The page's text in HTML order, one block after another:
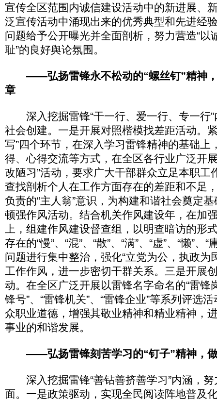
宣传全区范围内诚信建设活动中的新进展、
泛宣传活动中涌现出来的优秀典型和先进经
问题给予公开曝光并全面剖析，努力营造“以
耻”的良好舆论氛围。
——弘扬雷锋永不松动的“螺丝钉”精神
章
深入挖掘雷锋“干一行、爱一行、专一行”
社会创建。一是开展对照楷模找差距活动。
写”四个环节，在深入学习雷锋精神的基础上
得、心得交流等方式，在全区各行业广泛开
改陋习”活动，要求广大干部群众立足本职工
查找剖析个人在工作方面存在的差距和不足
负责的“主人翁”意识，为构建和谐社会奠定
顿强作风活动。结合机关作风建设年，在加
上，组建作风建设督查组，以明查暗访的形
存在的“慢”、“混”、“散”、“满”、“虚”、“懒”、“
问题进行集中整治，强化“立党为公，执政为
工作作风，进一步密切干群关系。三是开展
动。在全区广泛开展以雷锋名字命名的“雷锋
锋号”、“雷锋机关”、“雷锋企业”等系列评选
众职业道德，增强其敬业精神和精业精神，
事业的和谐发展。
——弘扬雷锋刻苦学习的“钉子”精神，
深入挖掘雷锋“善钻善挤善学习”内涵，努
面。一是政策驱动，实现全民阅读阵地普及